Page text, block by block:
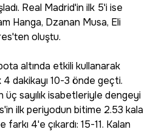
Real Madrid'in ilk 5'i ise
Hanga, Dzanan Musa, Eli
oluştu.
altında etkili kullanarak
dakikayı 10-3 önde geçti.
üç sayılık isabetleriyle dengeyi
ilk periyodun bitime 2.53 kala
4'e çıkardı: 15-11. Kalan